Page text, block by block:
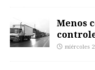
Menos
miércoles